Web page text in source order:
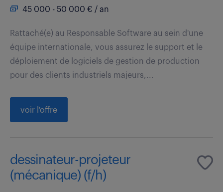
45 000 - 50 000 € / an
Rattaché(e) au Responsable Software au sein d'une
équipe internationale, vous assurez le support et le
déploiement de logiciels de gestion de production
pour des clients industriels majeurs,...
voir l'offre
dessinateur-projeteur
(mécanique) (f/h)